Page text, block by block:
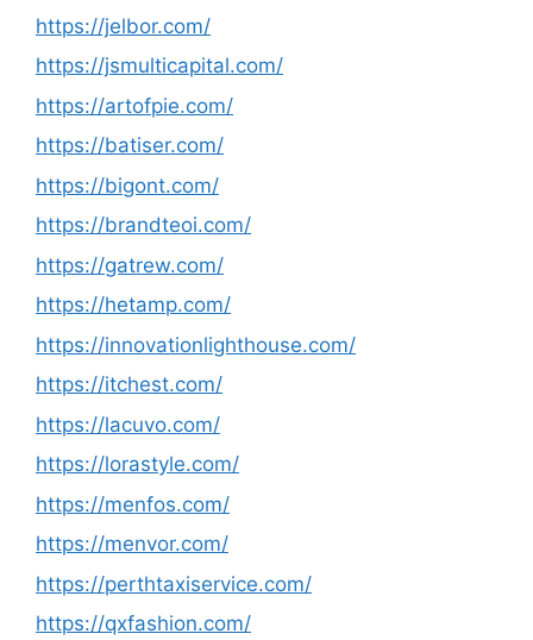
https://jelbor.com/
https://jsmulticapital.com/
https://artofpie.com/
https://batiser.com/
https://bigont.com/
https://brandteoi.com/
https://gatrew.com/
https://hetamp.com/
https://innovationlighthouse.com/
https://itchest.com/
https://lacuvo.com/
https://lorastyle.com/
https://menfos.com/
https://menvor.com/
https://perthtaxiservice.com/
https://qxfashion.com/